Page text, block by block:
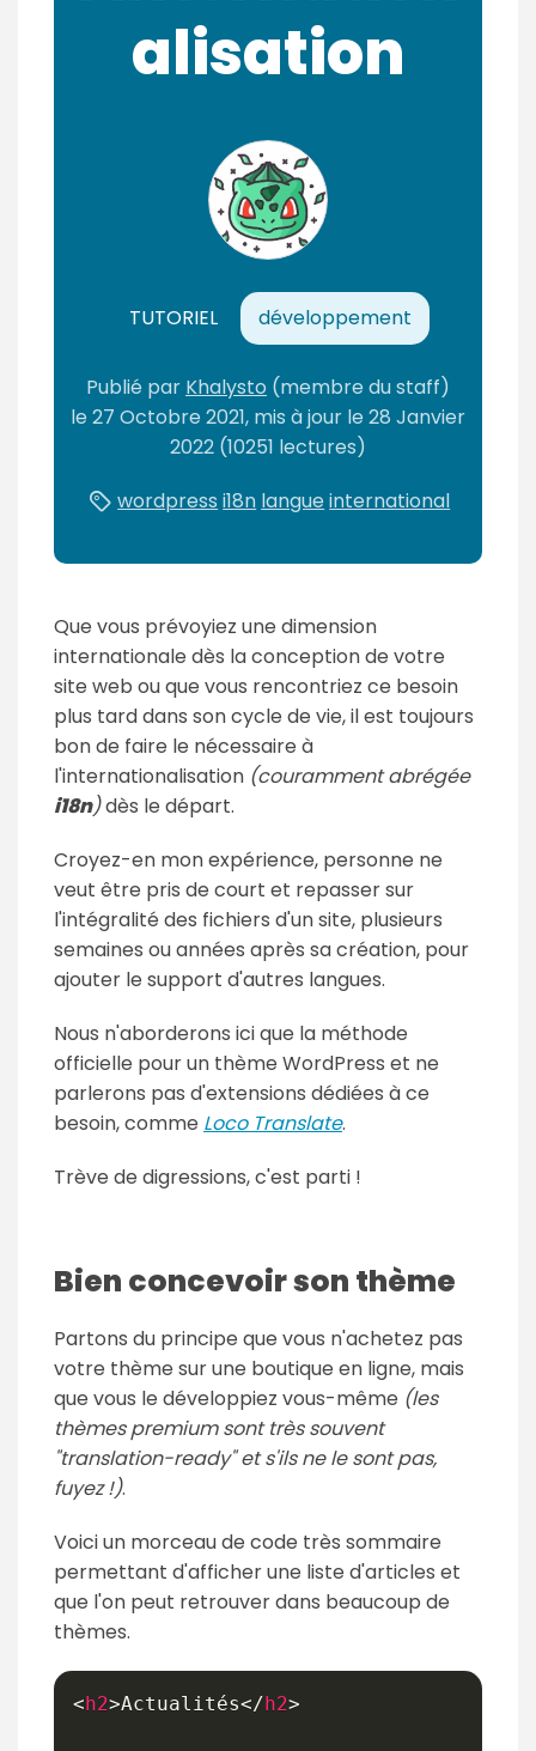
alisation
TUTORIEL développement
Publié par Khalysto (membre du staff)
le27 Octobre 2021, mis à jour le28 Janvier
2022 (10251 lectures)
wordpress i18n langueinternational
Que vous prévoyiez une dimension
internationale dès la conception de votre
site web ou que vous rencontriez ce besoin
plus tard dans son cycle de vie, il est toujours
bon de faire le nécessaire à
l'internationalisation (couramment abrégée
i18n)dès le départ.
Croyez-en mon expérience, personne ne
veut être pris de court et repasser sur
l'intégralité des fichiers d'un site, plusieurs
semaines ou années après sa création, pour
ajouter le support d'autres langues.
Nous n'aborderons ici que la méthode
officielle pour un thème WordPress et ne
parlerons pas d'extensions dédiées à ce
besoin, comme Loco Translate.
Trève de digressions, c'est parti !
Bien concevoir son thème
Partons du principe que vous n'achetez pas
votre thème sur une boutique en ligne, mais
que vous le développiez vous-même (les
thèmes premium sont très souvent
"translation-ready" et s'ils ne le sont pas,
fuyez !).
Voici un morceau de code très sommaire
permettant d'afficher une liste d'articles et
que l'on peut retrouver dans beaucoup de
thèmes.
<h2>Actualités</h2>